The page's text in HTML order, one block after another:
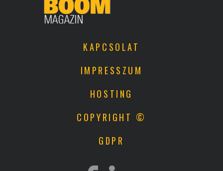
KAPCSOLAT
IMPRESSZUM
HOSTING
COPYRIGHT ©
GDPR